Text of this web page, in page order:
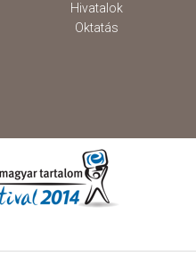
Hivatalok
Oktatás